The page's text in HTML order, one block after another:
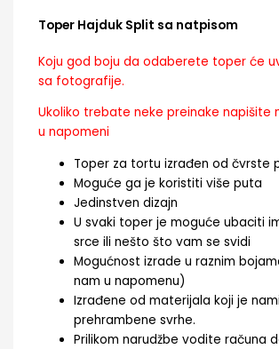
Toper Hajduk Split sa natpisom
Koju god boju da odaberete toper će
sa fotografije.
Ukoliko trebate neke preinake napišite
u napomeni
Toper za tortu izrađen od čvrste
Moguće ga je koristiti više puta
Jedinstven dizajn
U svaki toper je moguće ubaciti
srce ili nešto što vam se svidi
Mogućnost izrade u raznim
nam u napomenu)
Izrađene od materijala koji je
prehrambene svrhe.
Prilikom narudžbe vodite računa